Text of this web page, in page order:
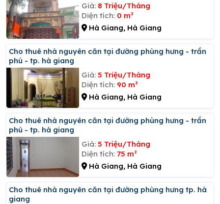
Giá: 8 Triệu/Tháng
Diện tích: 0 m²
Hà Giang, Hà Giang
Cho thuê nhà nguyên căn tại đường phùng hưng - trần
phú - tp. hà giang
Giá: 5 Triệu/Tháng
Diện tích: 90 m²
Hà Giang, Hà Giang
Cho thuê nhà nguyên căn tại đường phùng hưng - trần
phú - tp. hà giang
Giá: 5 Triệu/Tháng
Diện tích: 75 m²
Hà Giang, Hà Giang
Cho thuê nhà nguyên căn tại đường phùng hưng tp. hà
giang